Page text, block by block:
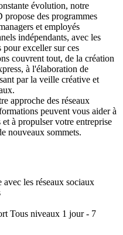
évolution, notre
des programmes
et employés
indépendants, avec les
pour exceller sur ces
couvrent tout, de la création
à l'élaboration de
par la veille créative et
approche des réseaux
peuvent vous aider à
à propulser votre entreprise
nouveaux sommets.
les réseaux sociaux
Tous niveaux 1 jour - 7